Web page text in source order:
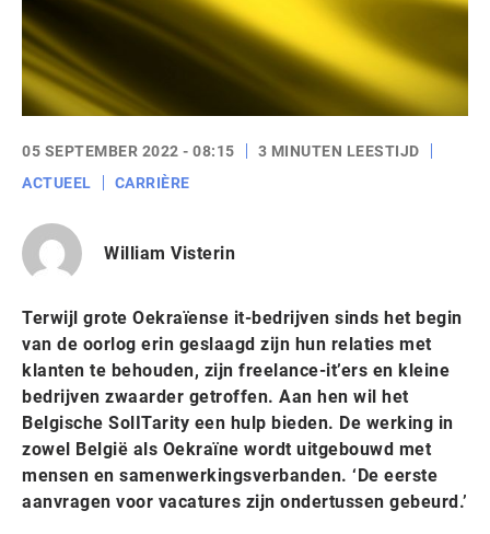
05 SEPTEMBER 2022 - 08:15
3 MINUTEN LEESTIJD
ACTUEEL
CARRIÈRE
William Visterin
Terwijl grote Oekraïense it-bedrijven sinds het begin
van de oorlog erin geslaagd zijn hun relaties met
klanten te behouden, zijn freelance-it’ers en kleine
bedrijven zwaarder getroffen. Aan hen wil het
Belgische SolITarity een hulp bieden. De werking in
zowel België als Oekraïne wordt uitgebouwd met
mensen en samenwerkingsverbanden. ‘De eerste
aanvragen voor vacatures zijn ondertussen gebeurd.’